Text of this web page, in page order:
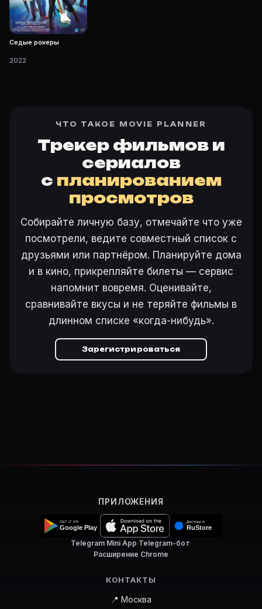
Седые рокеры
2022
ЧТО ТАКОЕ MOVIE PLANNER
Трекер фильмов и
сериалов
с планированием
просмотров
Собирайте личную базу, отмечайте что уже
посмотрели, ведите совместный список с
друзьями или партнёром. Планируйте дома
и в кино, прикрепляйте билеты — сервис
напомнит вовремя. Оценивайте,
сравнивайте вкусы и не теряйте фильмы в
длинном списке «когда-нибудь».
Зарегистрироваться
ПРИЛОЖЕНИЯ
Telegram Mini App·Telegram-бот·
Расширение Chrome
КОНТАКТЫ
📍 Москва